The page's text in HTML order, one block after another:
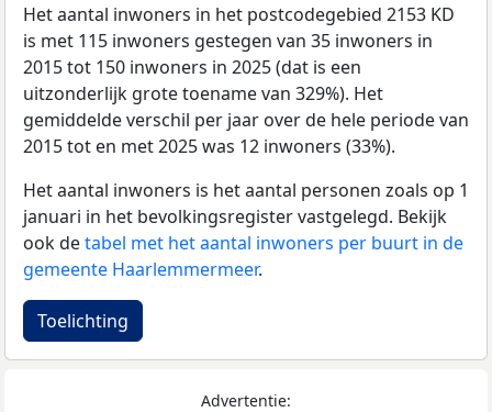
Het aantal inwoners in het postcodegebied 2153 KD
is met 115 inwoners gestegen van 35 inwoners in
2015 tot 150 inwoners in 2025 (dat is een
uitzonderlijk grote toename van 329%). Het
gemiddelde verschil per jaar over de hele periode van
2015 tot en met 2025 was 12 inwoners (33%).
Het aantal inwoners is het aantal personen zoals op 1
januari in het bevolkingsregister vastgelegd. Bekijk
ook detabel met het aantal inwoners per buurt in de
gemeente Haarlemmermeer.
Toelichting
Advertentie: